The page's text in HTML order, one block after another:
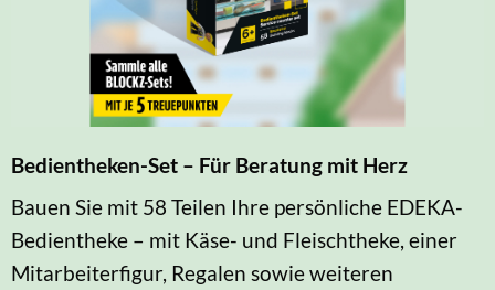
Bedientheken-Set – Für Beratung mit Herz
Bauen Sie mit 58 Teilen Ihre persönliche EDEKA-
Bedientheke – mit Käse- und Fleischtheke, einer
Mitarbeiterfigur, Regalen sowie weiteren